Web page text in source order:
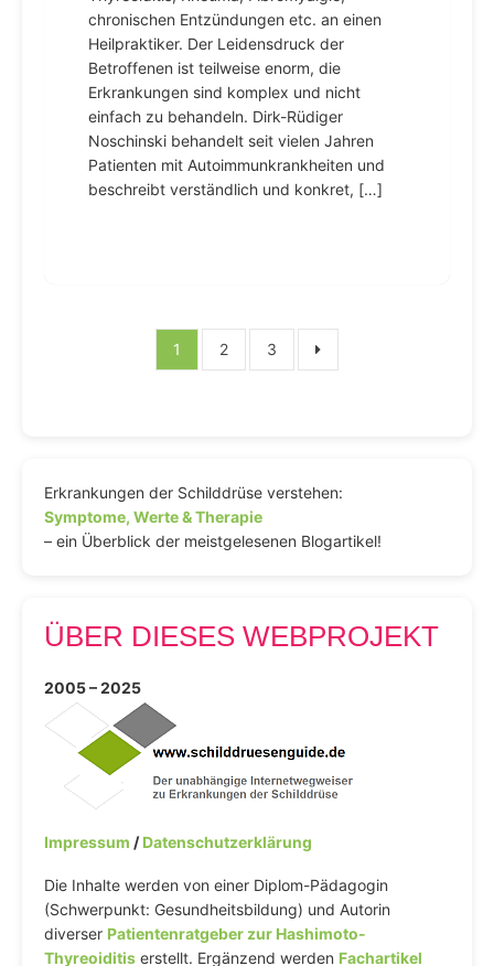
chronischen Entzündungen etc. an einen
Heilpraktiker. Der Leidensdruck der
Betroffenen ist teilweise enorm, die
Erkrankungen sind komplex und nicht
einfach zu behandeln. Dirk-Rüdiger
Noschinski behandelt seit vielen Jahren
Patienten mit Autoimmunkrankheiten und
beschreibt verständlich und konkret, […]
Seitennummerierung
1 2 3
Erkrankungen der Schilddrüse verstehen:
Symptome, Werte & Therapie
– ein Überblick der meistgelesenen Blogartikel!
ÜBER DIESES WEBPROJEKT
2005 – 2025
Impressum /Datenschutzerklärung
Die Inhalte werden von einer Diplom-Pädagogin
(Schwerpunkt: Gesundheitsbildung) und Autorin
diverser Patientenratgeber zur Hashimoto-
Thyreoiditis erstellt. Ergänzend werden Fachartikel